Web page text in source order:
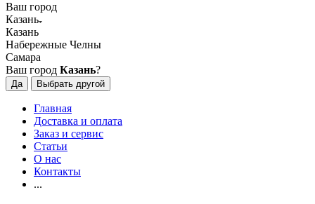
Ваш город
Казань
Казань
Набережные Челны
Самара
Ваш город Казань?
Да Выбрать другой
Главная
Доставка и оплата
Заказ и сервис
Статьи
О нас
Контакты
...